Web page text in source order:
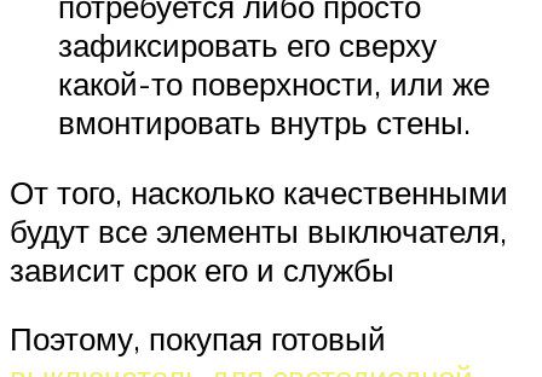
зафиксировать его сверху
какой-то поверхности, или же
вмонтировать внутрь стены.
От того, насколько качественными
будут все элементы выключателя,
зависит срок его и службы
Поэтому, покупая готовый